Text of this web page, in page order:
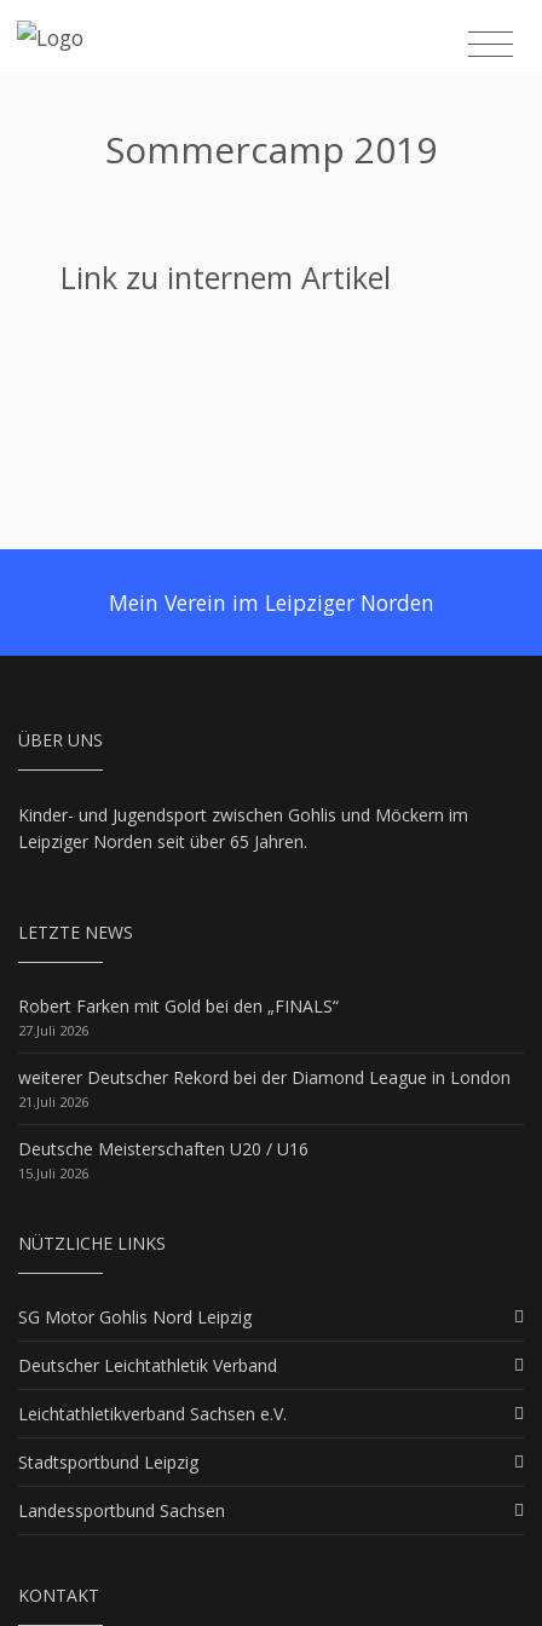
Sommercamp 2019
Link zu internem Artikel
Mein Verein im Leipziger Norden
ÜBER UNS
Kinder- und Jugendsport zwischen Gohlis und Möckern im
Leipziger Norden seit über 65 Jahren.
LETZTE NEWS
Robert Farken mit Gold bei den „FINALS“
27.Juli 2026
weiterer Deutscher Rekord bei der Diamond League in London
21.Juli 2026
Deutsche Meisterschaften U20 / U16
15.Juli 2026
NÜTZLICHE LINKS
SG Motor Gohlis Nord Leipzig
Deutscher Leichtathletik Verband
Leichtathletikverband Sachsen e.V.
Stadtsportbund Leipzig
Landessportbund Sachsen
KONTAKT